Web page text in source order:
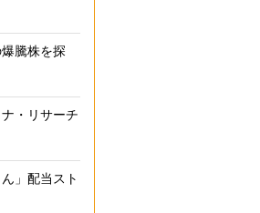
騰株を探
・リサーチ
」配当スト